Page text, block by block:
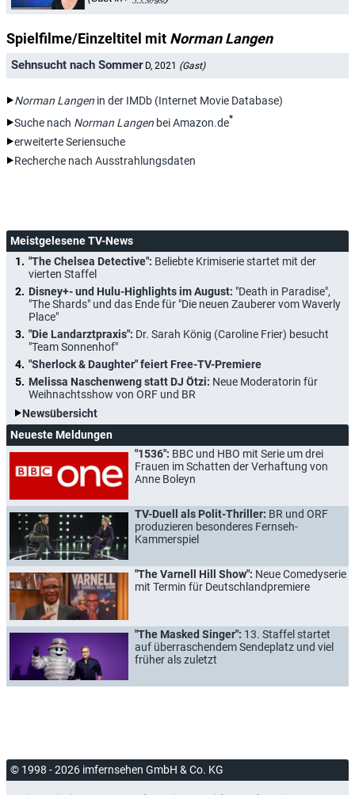
Spielfilme/Einzeltitel mit Norman Langen
Sehnsucht nach Sommer D, 2021 (Gast)
Norman Langen in der IMDb (Internet Movie Database)
Suche nach Norman Langen bei Amazon.de*
erweiterte Seriensuche
Recherche nach Ausstrahlungsdaten
Meistgelesene TV-News
"The Chelsea Detective": Beliebte Krimiserie startet mit der
vierten Staffel
Disney+- und Hulu-Highlights im August: "Death in Paradise",
"The Shards" und das Ende für "Die neuen Zauberer vom Waverly
Place"
"Die Landarztpraxis": Dr. Sarah König (Caroline Frier) besucht
"Team Sonnenhof"
"Sherlock & Daughter" feiert Free-TV-Premiere
Melissa Naschenweng statt DJ Ötzi: Neue Moderatorin für
Weihnachtsshow von ORF und BR
Newsübersicht
Neueste Meldungen
"1536": BBC und HBO mit Serie um drei
Frauen im Schatten der Verhaftung von
Anne Boleyn
TV-Duell als Polit-Thriller: BR und ORF
produzieren besonderes Fernseh-
Kammerspiel
"The Varnell Hill Show": Neue Comedyserie
mit Termin für Deutschlandpremiere
"The Masked Singer": 13. Staffel startet
auf überraschendem Sendeplatz und viel
früher als zuletzt
© 1998 - 2026 imfernsehen GmbH & Co. KG